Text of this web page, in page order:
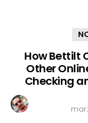
How Bettilt
Other
Checking